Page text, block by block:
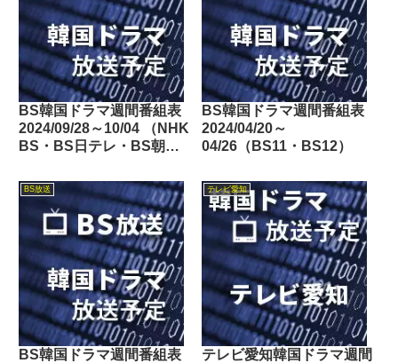
BS韓国ドラマ週間番組表
2024/09/28～10/04 （NHK
BS・BS日テレ・BS朝
東・BSフジ）
BS韓国ドラマ週間番組表
2024/04/20～
04/26（BS11・BS12）
BS放送
BS韓国ドラマ週間番組表
テレビ愛知
テレビ愛知韓国ドラマ週間